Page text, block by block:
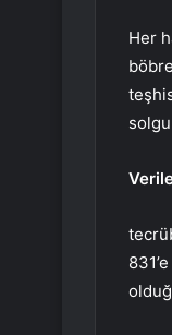
Her